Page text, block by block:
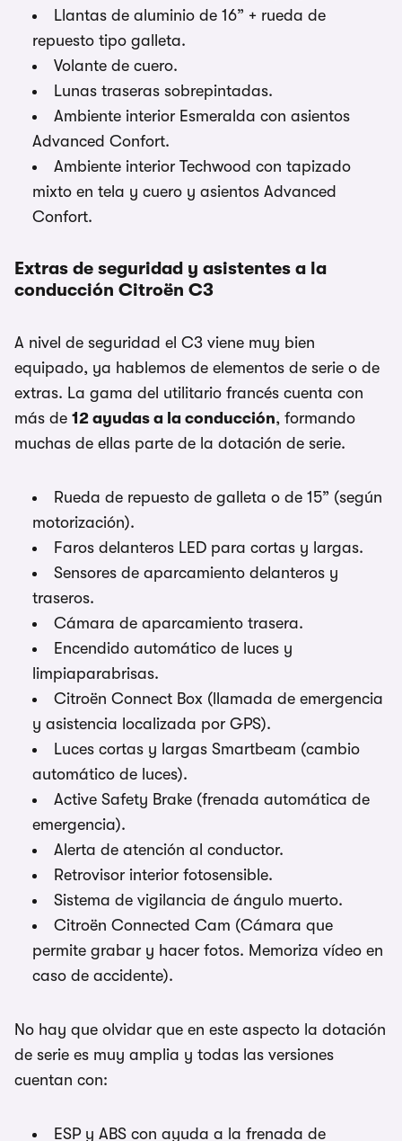
Llantas de aluminio de 16” + rueda de
repuesto tipo galleta.
Volante de cuero.
Lunas traseras sobrepintadas.
Ambiente interior Esmeralda con asientos
Advanced Confort.
Ambiente interior Techwood con tapizado
mixto en tela y cuero y asientos Advanced
Confort.
Extras de seguridad y asistentes a la
conducción Citroën C3
A nivel de seguridad el C3 viene muy bien
equipado, ya hablemos de elementos de serie o de
extras. La gama del utilitario francés cuenta con
más de 12 ayudas a la conducción, formando
muchas de ellas parte de la dotación de serie.
Rueda de repuesto de galleta o de 15” (según
motorización).
Faros delanteros LED para cortas y largas.
Sensores de aparcamiento delanteros y
traseros.
Cámara de aparcamiento trasera.
Encendido automático de luces y
limpiaparabrisas.
Citroën Connect Box (llamada de emergencia
y asistencia localizada por GPS).
Luces cortas y largas Smartbeam (cambio
automático de luces).
Active Safety Brake (frenada automática de
emergencia).
Alerta de atención al conductor.
Retrovisor interior fotosensible.
Sistema de vigilancia de ángulo muerto.
Citroën Connected Cam (Cámara que
permite grabar y hacer fotos. Memoriza vídeo en
caso de accidente).
No hay que olvidar que en este aspecto la dotación
de serie es muy amplia y todas las versiones
cuentan con:
ESP y ABS con ayuda a la frenada de